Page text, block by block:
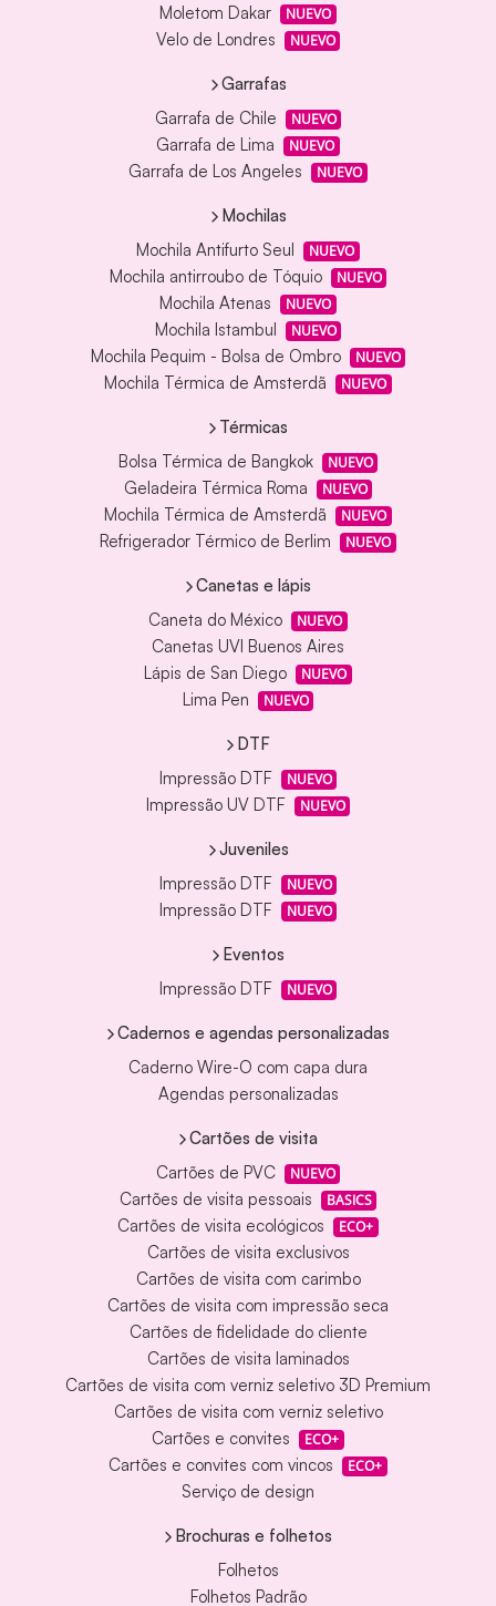
Moletom Dakar NUEVO
Velo de Londres NUEVO
Garrafas
Garrafa de Chile
NUEVO
Garrafa de Lima NUEVO
Garrafa de Los Angeles NUEVO
Mochilas
Mochila Antifurto Seul
NUEVO
Mochila antirroubo de Tóquio NUEVO
Mochila Atenas NUEVO
Mochila Istambul NUEVO
Mochila Pequim - Bolsa de Ombro NUEVO
Mochila Térmica de Amsterdã NUEVO
Térmicas
Bolsa Térmica de Bangkok
NUEVO
Geladeira Térmica Roma NUEVO
Mochila Térmica de Amsterdã NUEVO
Refrigerador Térmico de Berlim NUEVO
Canetas e lápis
Caneta do México
NUEVO
Canetas UVI Buenos Aires
Lápis de San Diego
NUEVO
Lima Pen NUEVO
DTF
Impressão DTF
NUEVO
Impressão UV DTF NUEVO
Juveniles
Impressão DTF
NUEVO
Impressão DTF NUEVO
Eventos
Impressão DTF
NUEVO
Cadernos e agendas personalizadas
Caderno Wire-O com capa dura
Agendas personalizadas
Cartões de visita
Cartões de PVC
NUEVO
Cartões de visita pessoais BASICS
Cartões de visita ecológicos ECO+
Cartões de visita exclusivos
Cartões de visita com carimbo
Cartões de visita com impressão seca
Cartões de fidelidade do cliente
Cartões de visita laminados
Cartões de visita com verniz seletivo 3D Premium
Cartões de visita com verniz seletivo
Cartões e convites
ECO+
Cartões e convites com vincos ECO+
Serviço de design
Brochuras e folhetos
Folhetos
Folhetos Padrão